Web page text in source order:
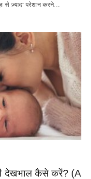
से ज़्यादा परेशान करने…
देखभाल कैसे करें? (A